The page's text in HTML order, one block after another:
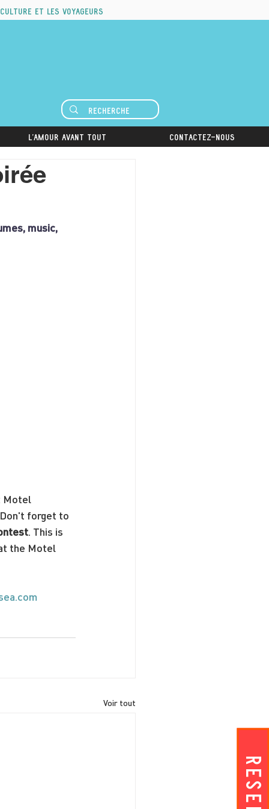
culture et les voyageurs
L'amour avant tout Contactez-nous
music,
Motel
forget to
. This is
the Motel
Voir tout